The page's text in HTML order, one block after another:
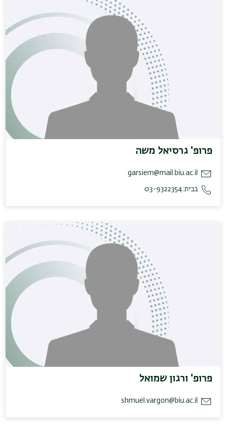
פרופ' גרסיאל משה
garsiem@mail.biu.ac.il
בבית:03-9322354
פרופ' ורגון שמואל
shmuel.vargon@biu.ac.il